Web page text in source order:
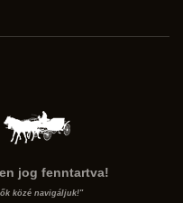
jog fenntartva!
közé navigáljuk!"